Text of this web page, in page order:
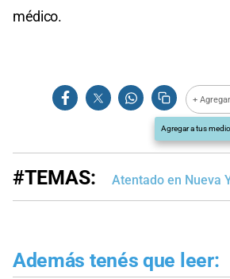
médico.
+
Agregar a tus
#TEMAS: Atentado en Nueva
Además tenés que leer: